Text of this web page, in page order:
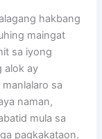
hakbang
maingat
sa iyong
alok ay
sa
naman,
mula sa
pagkakataon.